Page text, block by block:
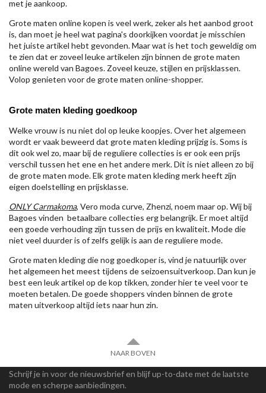
met je aankoop.
Grote maten online kopen is veel werk, zeker als het aanbod groot
is, dan moet je heel wat pagina's doorkijken voordat je misschien
het juiste artikel hebt gevonden. Maar wat is het toch geweldig om
te zien dat er zoveel leuke artikelen zijn binnen de grote maten
online wereld van Bagoes. Zoveel keuze, stijlen en prijsklassen.
Volop genieten voor de grote maten online-shopper.
Grote maten kleding goedkoop
Welke vrouw is nu niet dol op leuke koopjes. Over het algemeen
wordt er vaak beweerd dat grote maten kleding prijzig is. Soms is
dit ook wel zo, maar bij de reguliere collecties is er ook een prijs
verschil tussen het ene en het andere merk. Dit is niet alleen zo bij
de grote maten mode. Elk grote maten kleding merk heeft zijn
eigen doelstelling en prijsklasse.
ONLY Carmakoma, Vero moda curve, Zhenzi, noem maar op. Wij bij
Bagoes vinden betaalbare collecties erg belangrijk. Er moet altijd
een goede verhouding zijn tussen de prijs en kwaliteit. Mode die
niet veel duurder is of zelfs gelijk is aan de reguliere mode.
Grote maten kleding die nog goedkoper is, vind je natuurlijk over
het algemeen het meest tijdens de seizoensuitverkoop. Dan kun je
best een leuk artikel op de kop tikken, zonder hier te veel voor te
moeten betalen. De goede shoppers vinden binnen de grote
maten uitverkoop altijd iets naar hun zin.
NAAR BOVEN
Schrijf je in voor de nieuwsbrief en blijf up-to-date met de laatste
mode en scherpe aanbiedingen.